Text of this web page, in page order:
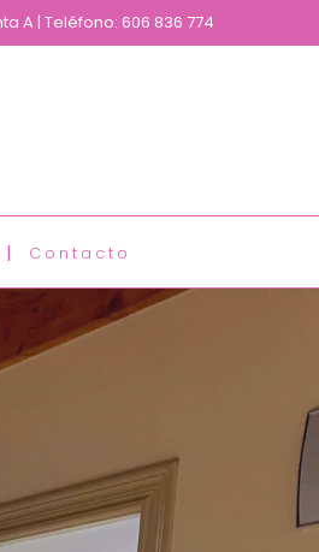
A | Teléfono: 606 836 774
Contacto